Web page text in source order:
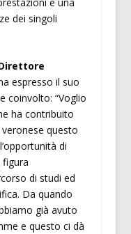
dei singoli
espresso il suo
coinvolto: “Voglio
ha contribuito
questo
di
figura
di studi ed
Da quando
già avuto
e questo ci dà